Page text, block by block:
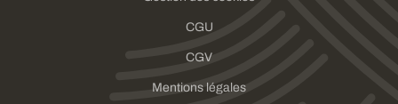
CGU
CGV
Mentions légales